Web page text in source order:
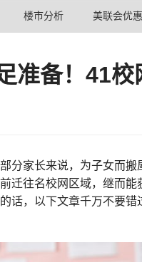
楼市分析 美联会优惠
准备！41
分家长来说，为子女而
迁往名校网区域，继而
话，以下文章千万不要错